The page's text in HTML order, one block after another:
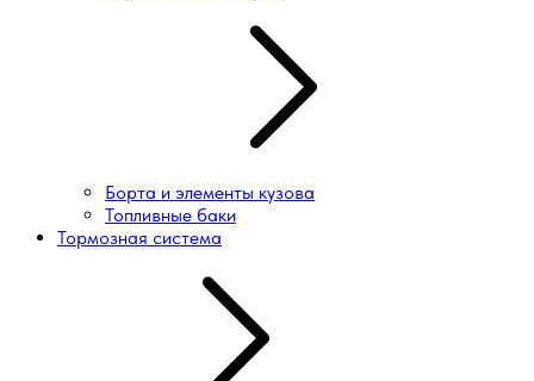
Борта и элементы кузова
Топливные баки
Тормозная система